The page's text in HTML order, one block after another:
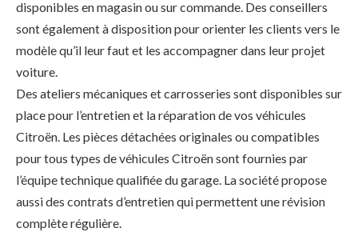
disponibles en magasin ou sur commande. Des conseillers
sont également à disposition pour orienter les clients vers le
modèle qu’il leur faut et les accompagner dans leur projet
voiture.
Des ateliers mécaniques et carrosseries sont disponibles sur
place pour l’entretien et la réparation de vos véhicules
Citroën. Les pièces détachées originales ou compatibles
pour tous types de véhicules Citroën sont fournies par
l’équipe technique qualifiée du garage. La société propose
aussi des contrats d’entretien qui permettent une révision
complète régulière.